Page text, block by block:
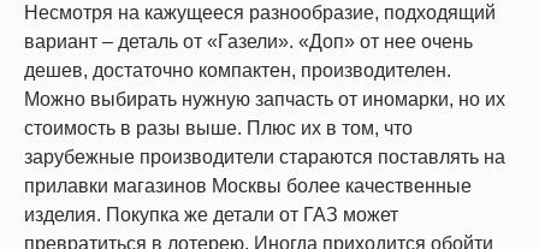
Несмотря на кажущееся разнообразие, подходящий
вариант – деталь от «Газели». «Доп» от нее очень
дешев, достаточно компактен, производителен.
Можно выбирать нужную запчасть от иномарки, но их
стоимость в разы выше. Плюс их в том, что
зарубежные производители стараются поставлять на
прилавки магазинов Москвы более качественные
изделия. Покупка же детали от ГАЗ может
превратиться в лотерею. Иногда приходится обойти